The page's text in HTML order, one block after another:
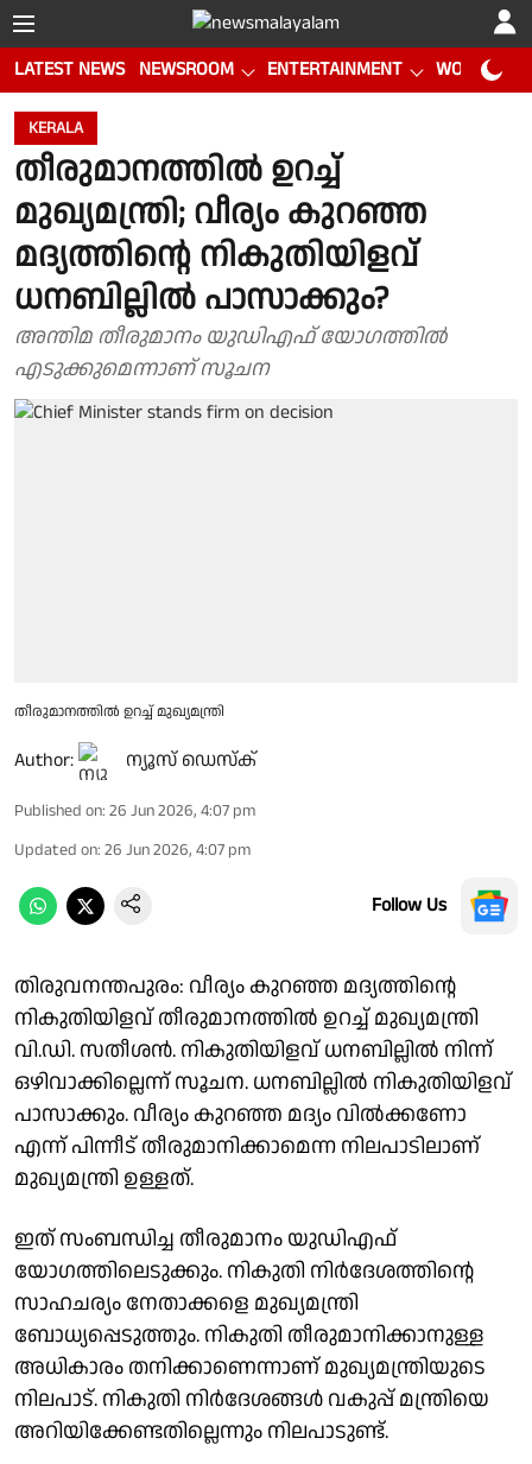
LATEST NEWS NEWSROOM ENTERTAINMENT WORLD CUP
KERALA
തീരുമാനത്തിൽ ഉറച്ച്
മുഖ്യമന്ത്രി; വീര്യം കുറഞ്ഞ
മദ്യത്തിൻ്റെ നികുതിയിളവ്
ധനബില്ലിൽ പാസാക്കും?
അന്തിമ തീരുമാനം യുഡിഎഫ് യോഗത്തിൽ
എടുക്കുമെന്നാണ് സൂചന
തീരുമാനത്തിൽ ഉറച്ച് മുഖ്യമന്ത്രി
Author: ന്യൂസ് ഡെസ്ക്
Published on: 26 Jun 2026, 4:07 pm
Updated on: 26 Jun 2026, 4:07 pm
Follow Us
തിരുവനന്തപുരം: വീര്യം കുറഞ്ഞ മദ്യത്തിൻ്റെ
നികുതിയിളവ് തീരുമാനത്തിൽ ഉറച്ച് മുഖ്യമന്ത്രി
വി.ഡി. സതീശൻ. നികുതിയിളവ് ധനബില്ലിൽ നിന്ന്
ഒഴിവാക്കില്ലെന്ന് സൂചന. ധനബില്ലിൽ നികുതിയിളവ്
പാസാക്കും. വീര്യം കുറഞ്ഞ മദ്യം വിൽക്കണോ
എന്ന് പിന്നീട് തീരുമാനിക്കാമെന്ന നിലപാടിലാണ്
മുഖ്യമന്ത്രി ഉള്ളത്.
ഇത് സംബന്ധിച്ച തീരുമാനം യുഡിഎഫ്
യോഗത്തിലെടുക്കും. നികുതി നിര്‍ദേശത്തിൻ്റെ
സാഹചര്യം നേതാക്കളെ മുഖ്യമന്ത്രി
ബോധ്യപ്പെടുത്തും. നികുതി തീരുമാനിക്കാനുള്ള
അധികാരം തനിക്കാണെന്നാണ് മുഖ്യമന്ത്രിയുടെ
നിലപാട്. നികുതി നിര്‍ദേശങ്ങള്‍ വകുപ്പ് മന്ത്രിയെ
അറിയിക്കേണ്ടതില്ലെന്നും നിലപാടുണ്ട്.